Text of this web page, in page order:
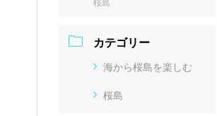
桜島
カテゴリー
海から桜島を楽しむ
桜島